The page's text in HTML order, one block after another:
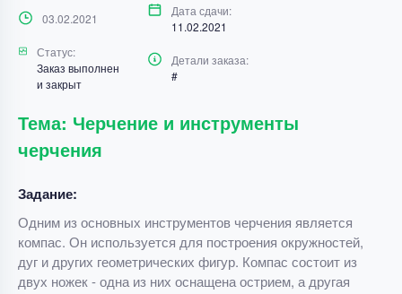
03.02.2021
Дата сдачи:
11.02.2021
Статус:
Заказ выполнен
и закрыт
Детали заказа:
#
Тема: Черчение и инструменты
черчения
Задание:
Одним из основных инструментов черчения является
компас. Он используется для построения окружностей,
дуг и других геометрических фигур. Компас состоит из
двух ножек - одна из них оснащена острием, а другая